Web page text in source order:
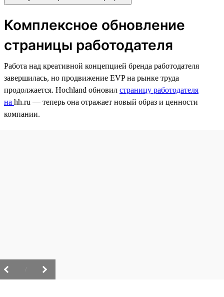
Комплексное обновление
страницы работодателя
Работа над креативной концепцией бренда работодателя
завершилась, но продвижение EVP на рынке труда
продолжается. Hochland обновил страницу работодателя
на hh.ru — теперь она отражает новый образ и ценности
компании.